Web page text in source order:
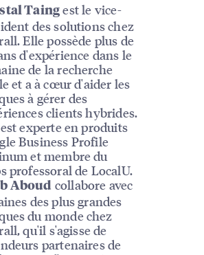
Taing est le vice-
des solutions chez
Elle possède plus de
d'expérience dans le
de la recherche
et a à cœur d'aider les
à gérer des
clients hybrides.
experte en produits
Business Profile
et membre du
professoral de LocalU.
Aboud collabore avec
des plus grandes
du monde chez
qu'il s'agisse de
partenaires de